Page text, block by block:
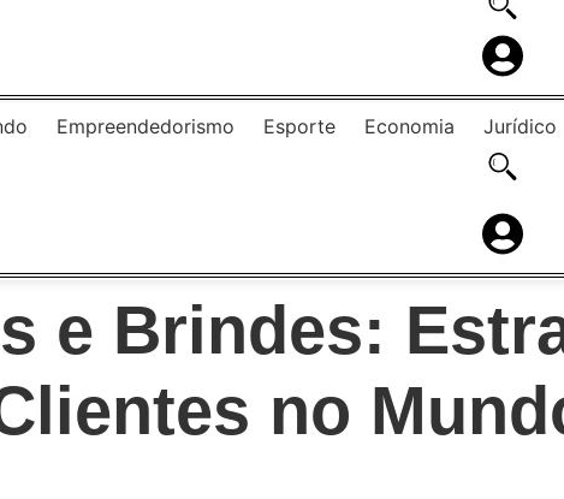
Empreendedorismo Esporte Economia Jurídico
e Brindes:
no